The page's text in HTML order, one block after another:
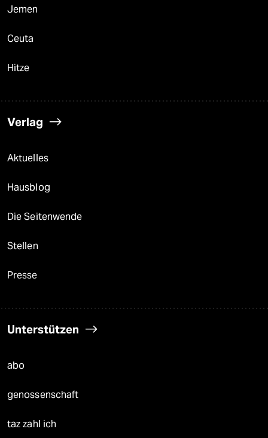
Jemen
Ceuta
Hitze
Verlag
Aktuelles
Hausblog
Die Seitenwende
Stellen
Presse
Unterstützen
abo
genossenschaft
taz zahl ich